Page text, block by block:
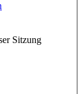
Sitzung